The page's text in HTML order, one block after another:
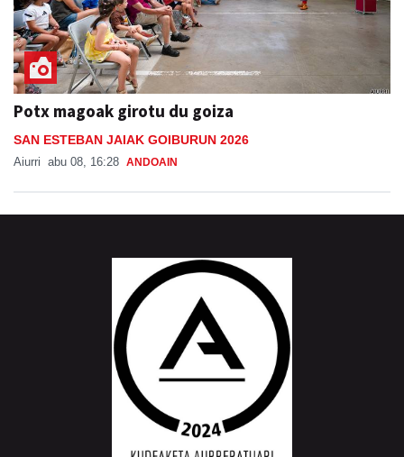
Potx magoak girotu du goiza
SAN ESTEBAN JAIAK GOIBURUN 2026
Aiurri abu 08, 16:28 ANDOAIN